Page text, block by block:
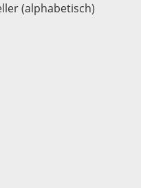
(alphabetisch)